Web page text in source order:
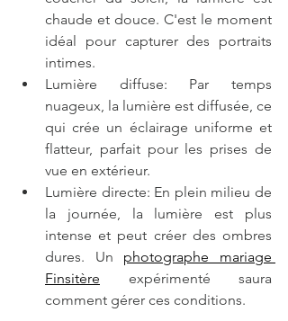
chaude et douce. C'est le moment
idéal pour capturer des portraits
intimes.
Lumière diffuse: Par temps
nuageux, la lumière est diffusée, ce
qui crée un éclairage uniforme et
flatteur, parfait pour les prises de
vue en extérieur.
Lumière directe: En plein milieu de
la journée, la lumière est plus
intense et peut créer des ombres
dures. Un photographe mariage
Finsitère expérimenté saura
comment gérer ces conditions.